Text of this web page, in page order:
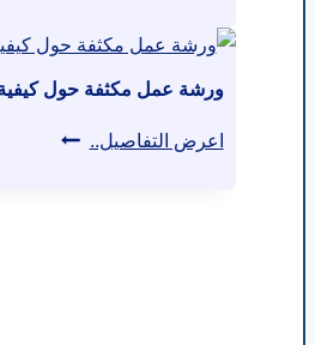
في
الأسهم:
اختيار
ورشة عمل مكثفة حول كيفية
اعرض التفاصيل.. ورشة